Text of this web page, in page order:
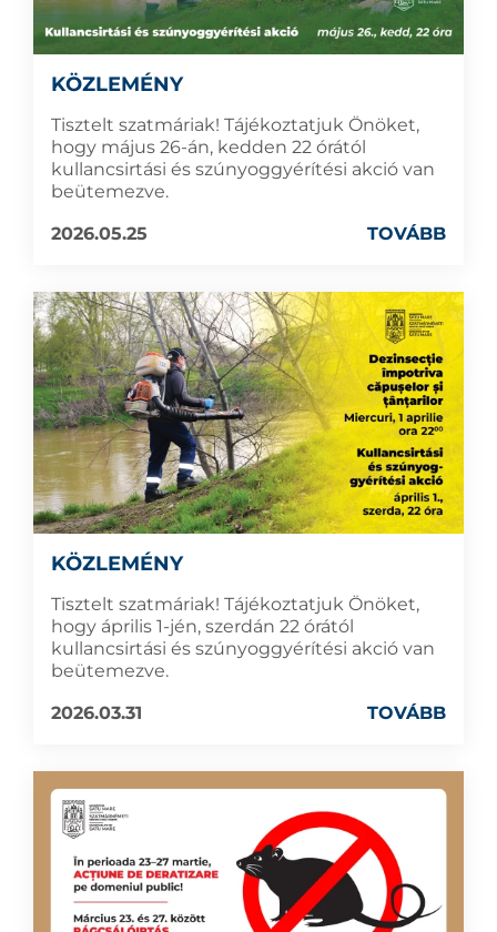
KÖZLEMÉNY
Tisztelt szatmáriak! Tájékoztatjuk Önöket,
hogy május 26-án, kedden 22 órától
kullancsirtási és szúnyoggyérítési akció van
beütemezve.
2026.05.25
TOVÁBB
KÖZLEMÉNY
Tisztelt szatmáriak! Tájékoztatjuk Önöket,
hogy április 1-jén, szerdán 22 órától
kullancsirtási és szúnyoggyérítési akció van
beütemezve.
2026.03.31
TOVÁBB